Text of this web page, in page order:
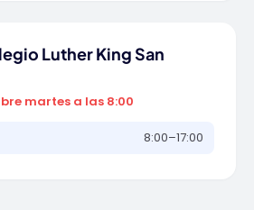
Luther King San
martes a las 8:00
8:00–17:00